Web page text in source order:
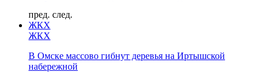
пред. след.
ЖКХ
ЖКХ
В Омске массово гибнут деревья на Иртышской
набережной